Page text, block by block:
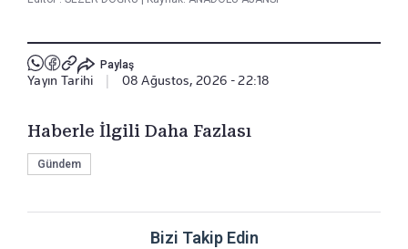
Paylaş
Yayın Tarihi 08 Ağustos, 2026 - 22:18
Haberle İlgili Daha Fazlası
Gündem
Bizi Takip Edin